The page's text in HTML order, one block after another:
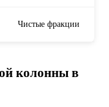
Чистые фракции
колонны в